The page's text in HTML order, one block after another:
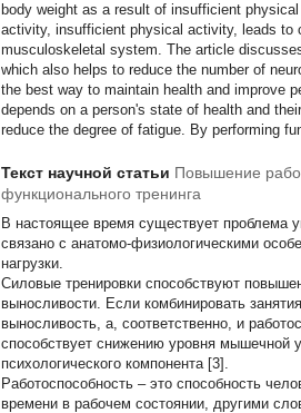
body weight as a result of insufficient
activity, insufficient physical activity, leads to
musculoskeletal system. The article
which also helps to reduce the number of
the best way to maintain health and improve
depends on a person's state of health and
reduce the degree of fatigue. By performing
Текст научной статьи Повышение
функционального тренинга
В настоящее время существует проблема
связано с анатомо-физиологическими
нагрузки.
Силовые тренировки способствуют
выносливости. Если комбинировать
выносливость, а, соответственно, и
способствует снижению уровня мышечной
психологического компонента [3].
Работоспособность – это способность
времени в рабочем состоянии, другими